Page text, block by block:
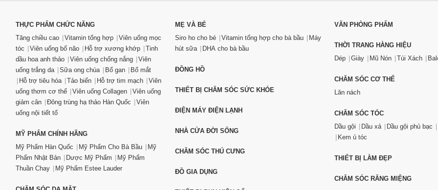
THỰC PHẨM CHỨC NĂNG
Tăng chiều cao
Vitamin tổng hợp
Viên uống mọc
tóc
Viên uống bổ não Hỗ trợ xương khớp
Tinh
dầu hoa anh thảo
Viên uống chống nắng
Viên
uống trắng da
Sữa ong chúa Bổ gan
Bổ mắt
Hỗ trợ tiêu hóa
Tảo biển Hỗ trợ tim mạch
Viên
uống thơm cơ thể
Viên uống Collagen
Viên uống
giảm cân
Đông trùng hạ thảo Hàn Quốc
Viên
uống nội tiết tố
MỸ PHẨM CHÍNH HÃNG
Mỹ Phẩm Hàn Quốc
Mỹ Phẩm Cho Bà Bầu
Mỹ
Phẩm Nhật Bản
Dược Mỹ Phẩm
Mỹ Phẩm
Thuần Chay
Mỹ Phẩm Estee Lauder
MẸ VÀ BÉ
Siro ho cho bé
Vitamin tổng hợp cho bà bầu
Máy
hút sữa
DHA cho bà bầu
ĐỒNG HỒ
THIẾT BỊ CHĂM SÓC SỨC KHỎE
ĐIỆN MÁY ĐIỆN LẠNH
NHÀ CỬA ĐỜI SỐNG
CHĂM SÓC THÚ CƯNG
ĐỒ GIA DỤNG
VĂN PHÒNG PHẨM
THỜI TRANG HÀNG HIỆU
Dép
Giày Mũ Nón Túi Xách
CHĂM SÓC CƠ THỂ
Lăn nách
CHĂM SÓC TÓC
Dầu gội
Dầu xả Dầu gội phủ bạc
Kem ủ tóc
THIẾT BỊ LÀM ĐẸP
CHĂM SÓC RĂNG MIỆNG